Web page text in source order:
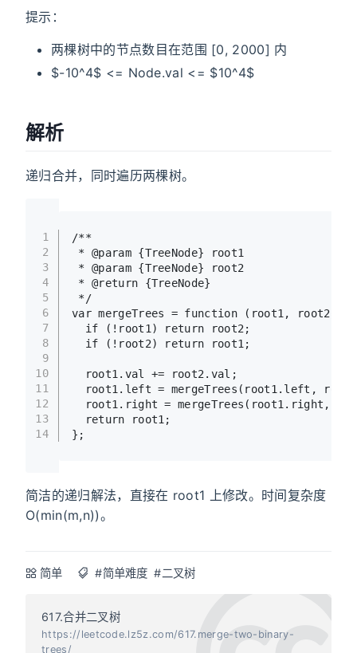
提示：
两棵树中的节点数目在范围 [0, 2000] 内
$-10^4$ <= Node.val <= $10^4$
解析
递归合并，同时遍历两棵树。
1
2
3
4
5
6
7
8
9
10
11
12
13
14
/**
* @param {TreeNode}
root1
* @param {TreeNode}
root2
* @return {TreeNode}
*/
var mergeTrees = function ( root1, root2
if (!root1) return root2;
if (!root2) return root1;
  root1.
val += root2. val ;
  root1.
left = mergeTrees (root1. left ,
  root1.
right = mergeTrees (root1. right ,
return root1;
};
简洁的递归解法，直接在 root1 上修改。时间复杂度
O(min(m,n))。
简单 #简单难度 #二叉树
617.合并二叉树
https://leetcode.lz5z.com/617.merge-two-binary-
trees/